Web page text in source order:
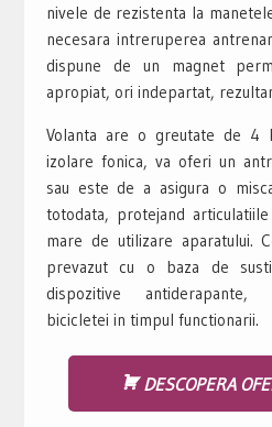
nivele de rezistenta la
necesara intreruperea
dispune de un magnet
apropiat, ori indepartat,
Volanta are o greutate de 4
izolare fonica, va oferi un
sau este de a asigura o
totodata, protejand
mare de utilizare aparatului.
prevazut cu o baza de
dispozitive antiderapante,
bicicletei in timpul functionarii.
DESCOPERA